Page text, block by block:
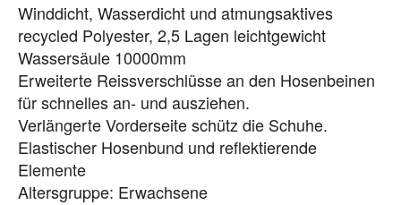
Winddicht, Wasserdicht und atmungsaktives
recycled Polyester, 2,5 Lagen leichtgewicht
Wassersäule 10000mm
Erweiterte Reissverschlüsse an den Hosenbeinen
für schnelles an- und ausziehen.
Verlängerte Vorderseite schütz die Schuhe.
Elastischer Hosenbund und reflektierende
Elemente
Altersgruppe: Erwachsene